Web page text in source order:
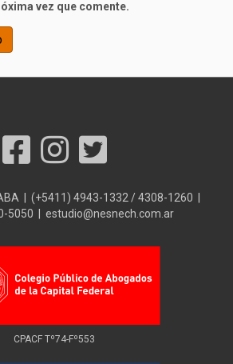
vez que comente.
| (+5411) 4943-1332 / 4308-1260 |
5050 | estudio@nesnech.com.ar
CPACF Tº74-Fº553